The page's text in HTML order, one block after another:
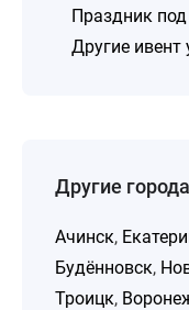
Праздник
Другие ивент
Другие города
Ачинск,
Будённовск,
Троицк,